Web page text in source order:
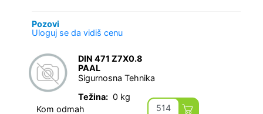
Pozovi
Uloguj se da vidiš cenu
DIN 471 Z7X0.8
PAAL
Sigurnosna Tehnika
Težina: 0 kg
Kom odmah
514